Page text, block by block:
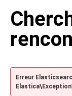
Erreur